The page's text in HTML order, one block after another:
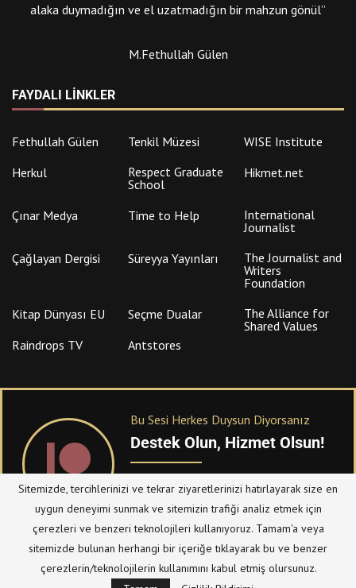
alaka duymadığın ve el uzatmadığın bir mahzun gönül”
M.Fethullah Gülen
FAYDALI LINKLER
Fethullah Gülen Tenkil Müzesi
WISE Institute
Herkul
Respect Graduate
School
Hikmet.net
Çınar Medya Time to Help
International
Journalist
Çağlayan Dergisi
Süreyya Yayınları
The Journalist and
Writers
Foundation
Kitap Dünyası EU
Seçme Dualar
The Alliance for
Shared Values
Raindrops TV
Antstores
Bu Sesi Herkes Duysun Diyorsanız
Destek Olun, Hizmet Olsun!
PATREONüzerinden sitemize bağışta
bulanabilirsiniz.
Bize Ulaşın Taziye Defteri
Sitemizde, tercihlerinizi ve tekrar ziyaretlerinizi hatırlayarak size en
uygun deneyimi sunmak ve sitemizin trafiği analiz etmek için
çerezleri ve benzeri teknolojileri kullanıyoruz. Tamam'a veya
sitemizde bulunan herhangi bir içeriğe tıklayarak bu ve benzer
çerezlerin/teknolojilerin kullanımını kabul etmiş olursunuz.